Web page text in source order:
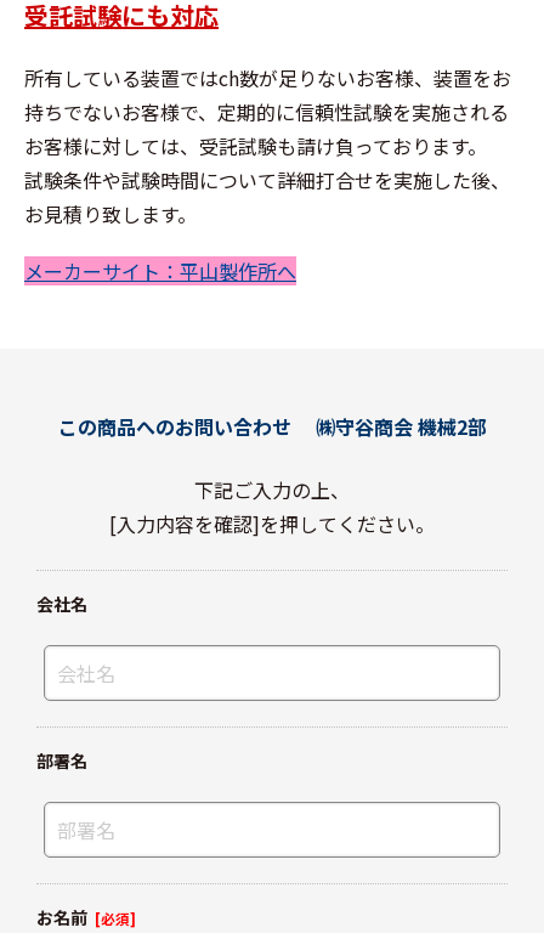
受託試験にも対応
所有している装置ではch数が足りないお客様、装置をお
持ちでないお客様で、定期的に信頼性試験を実施される
お客様に対しては、受託試験も請け負っております。
試験条件や試験時間について詳細打合せを実施した後、
お見積り致します。
メーカーサイト：平山製作所へ
この商品へのお問い合わせ ㈱守谷商会 機械2部
下記ご入力の上、
[入力内容を確認]を押してください。
会社名
部署名
お名前 [必須]